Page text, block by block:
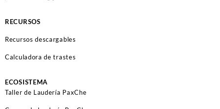
RECURSOS
Recursos descargables
Calculadora de trastes
ECOSISTEMA
Taller de Laudería PaxChe